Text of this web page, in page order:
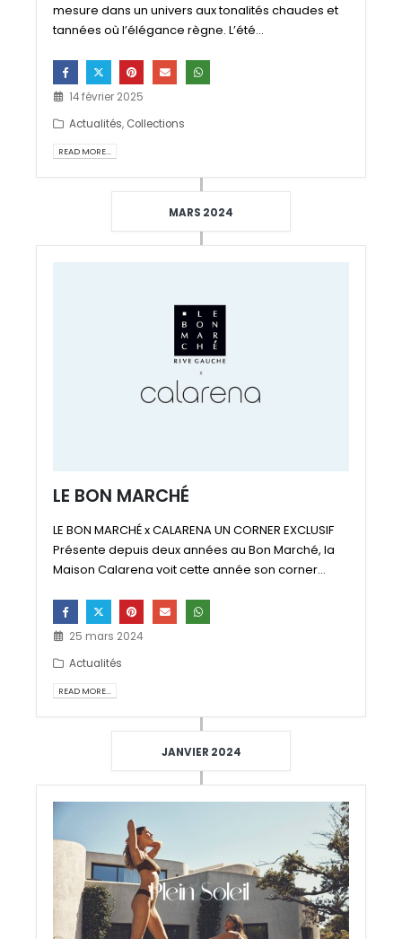
mesure dans un univers aux tonalités chaudes et
tannées où l’élégance règne. L’été...
14 février 2025
Actualités, Collections
READ MORE...
MARS 2024
LE BON MARCHÉ
LE BON MARCHÉ x CALARENA UN CORNER EXCLUSIF
Présente depuis deux années au Bon Marché, la
Maison Calarena voit cette année son corner...
25 mars 2024
Actualités
READ MORE...
JANVIER 2024